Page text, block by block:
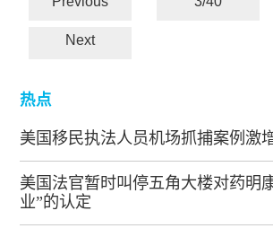
Next
热点
美国移民执法人员机场抓捕案例激
美国法官暂时叫停五角大楼对药明
业”的认定